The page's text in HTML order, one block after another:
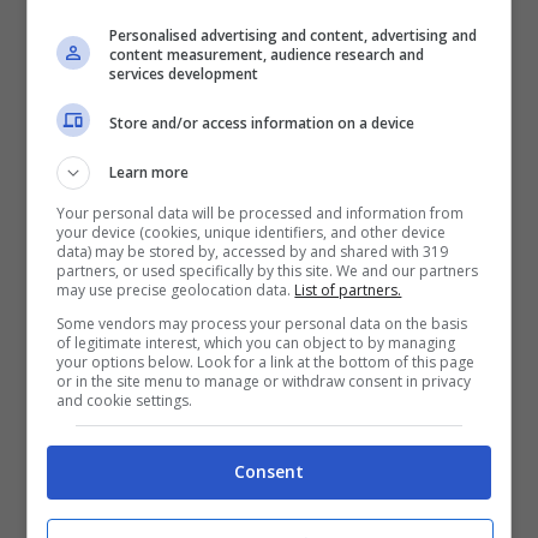
compromessi per quanto riguarda le porte.
una portaThunderbolt 3e all’interno della
scatola è presente un adattatore USB-A.
Rimosso il lettore di memorie SD e introdotto
un lettore di memorie microSD.
La webcam, invece, è stata posizionata nel
centro della parte bassa del display, una
scelta che può non piacere a tutti, anche se
questa nuova videocamera è compatibile
conWindows Hello, in modo tale da potersi
Personalised advertising and content, advertising and
content measurement, audience research and
services development
Store and/or access information on a device
Learn more
Your personal data will be processed and information from
your device (cookies, unique identifiers, and other device
data) may be stored by, accessed by and shared with 319
partners, or used specifically by this site. We and our partners
may use precise geolocation data. List of partners.
Some vendors may process your personal data on the basis
of legitimate interest, which you can object to by managing
your options below. Look for a link at the bottom of this page
or in the site menu to manage or withdraw consent in privacy
and cookie settings.
Consent